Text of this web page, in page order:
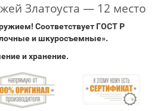
Златоуста — 12 место
Соответствует ГОСТ Р
и шкуросъемные».
и хранение.